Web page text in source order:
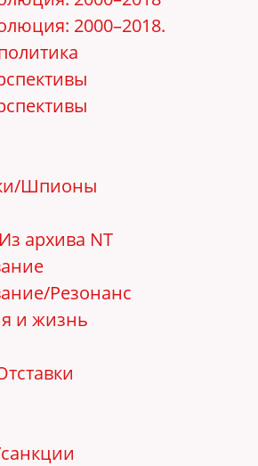
2000–2018.
Шпионы
архива NT
Резонанс
и жизнь